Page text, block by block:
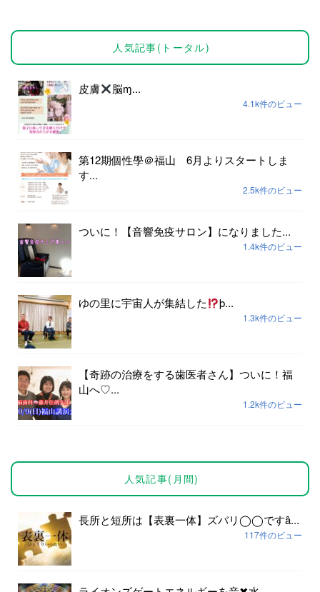
人気記事(トータル)
皮膚 脳ɱ...
4.1k件のビュー
第12期個性學＠福山 6月よりスタートしま
す...
2.5k件のビュー
ついに！【音響免疫サロン】になりました...
1.4k件のビュー
ゆの里に宇宙人が集結した þ...
1.3k件のビュー
【奇跡の治療をする歯医者さん】ついに！福
山へ♡...
1.2k件のビュー
人気記事(月間)
長所と短所は【表裏一体】ズバリ◯◯ですȃ...
117件のビュー